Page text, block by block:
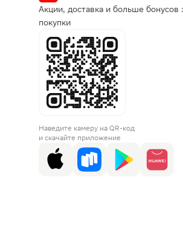
Акции, доставка и больше бонусов
покупки
Наведите камеру на QR-код
и скачайте приложение